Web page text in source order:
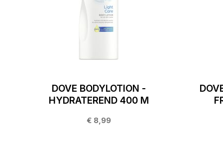
DOVE BODYLOTION -
HYDRATEREND 400 M
€ 8,99